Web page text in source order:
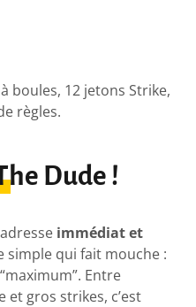
boules, 12 jetons Strike,
règles.
Dude !
immédiat et
simple qui fait mouche :
Entre
et gros strikes, c’est